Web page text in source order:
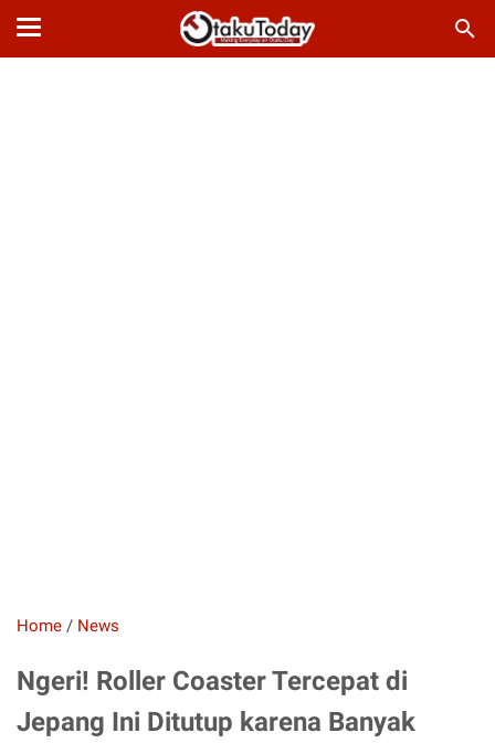
Home / News
Ngeri! Roller Coaster Tercepat di
Jepang Ini Ditutup karena Banyak